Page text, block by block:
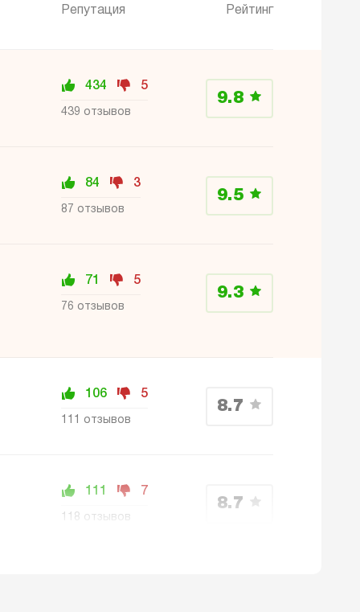
Репутация Рейтинг
434 5
439 отзывов
9.8
84 3
87 отзывов
9.5
71 5
76 отзывов
9.3
106 5
111 отзывов
8.7
111 7
118 отзывов
8.7